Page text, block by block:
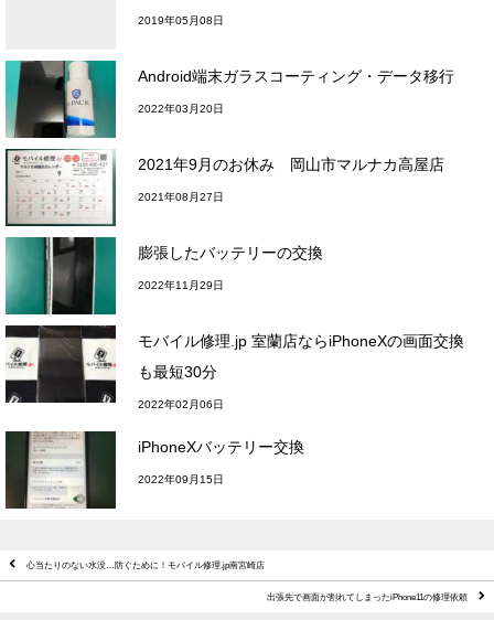
2019年05月08日
Android端末ガラスコーティング・データ移行
2022年03月20日
2021年9月のお休み 岡山市マルナカ高屋店
2021年08月27日
膨張したバッテリーの交換
2022年11月29日
モバイル修理.jp 室蘭店ならiPhoneXの画面交換
も最短30分
2022年02月06日
iPhoneXバッテリー交換
2022年09月15日
心当たりのない水没…防ぐために！モバイル修理.jp南宮崎店
出張先で画面が割れてしまったiPhone11の修理依頼